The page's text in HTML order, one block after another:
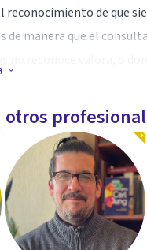
reconocimiento de que
manera que el
presencial y virtual.
otros